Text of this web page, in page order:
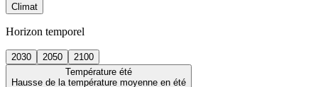
Climat
Horizon temporel
2030 2050
2100
Température été
Hausse de la température moyenne en été